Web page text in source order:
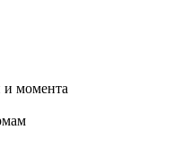
и момента